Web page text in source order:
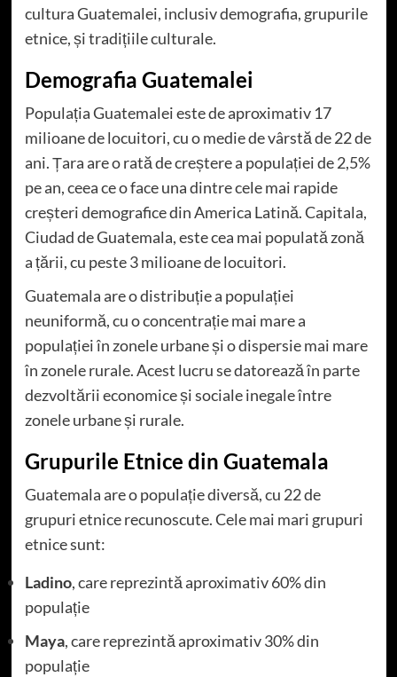
cultura Guatemalei, inclusiv demografia, grupurile
etnice, și tradițiile culturale.
Demografia Guatemalei
Populația Guatemalei este de aproximativ 17
milioane de locuitori, cu o medie de vârstă de 22 de
ani. Țara are o rată de creștere a populației de 2,5%
pe an, ceea ce o face una dintre cele mai rapide
creșteri demografice din America Latină. Capitala,
Ciudad de Guatemala, este cea mai populată zonă
a țării, cu peste 3 milioane de locuitori.
Guatemala are o distribuție a populației
neuniformă, cu o concentrație mai mare a
populației în zonele urbane și o dispersie mai mare
în zonele rurale. Acest lucru se datorează în parte
dezvoltării economice și sociale inegale între
zonele urbane și rurale.
Grupurile Etnice din Guatemala
Guatemala are o populație diversă, cu 22 de
grupuri etnice recunoscute. Cele mai mari grupuri
etnice sunt:
Ladino, care reprezintă aproximativ 60% din
populație
Maya, care reprezintă aproximativ 30% din
populație